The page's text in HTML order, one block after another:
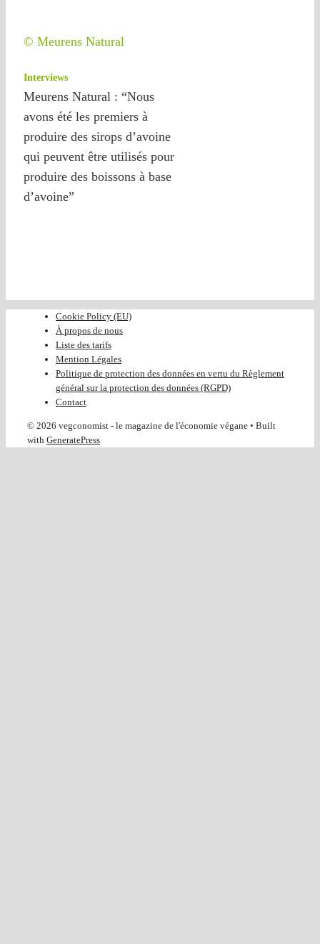
© Meurens Natural
Interviews
Meurens Natural : “Nous
avons été les premiers à
produire des sirops d’avoine
qui peuvent être utilisés pour
produire des boissons à base
d’avoine”
Cookie Policy (EU)
À propos de nous
Liste des tarifs
Mention Légales
Politique de protection des données en vertu du Règlement
général sur la protection des données (RGPD)
Contact
© 2026 vegconomist - le magazine de l'économie végane • Built
with GeneratePress